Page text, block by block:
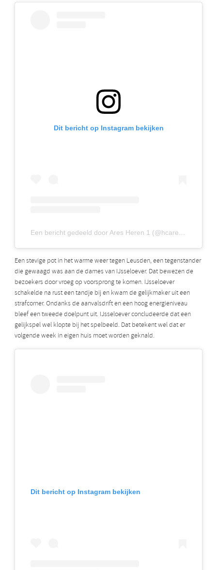
Dit bericht op Instagram bekijken
Een bericht gedeeld door Ares Heren 1 (@hcaresheren1)
Een stevige pot in het warme weer tegen Leusden, een tegenstander
die gewaagd was aan de dames van IJsseloever. Dat bewezen de
bezoekers door vroeg op voorsprong te komen. IJsseloever
schakelde na rust een tandje bij en kwam de gelijkmaker uit een
strafcorner. Ondanks de aanvalsdrift en een hoog energieniveau
bleef een tweede doelpunt uit. IJsseloever concludeerde dat een
gelijkspel wel klopte bij het spelbeeld. Dat betekent wel dat er
volgende week in eigen huis moet worden geknald.
Dit bericht op Instagram bekijken